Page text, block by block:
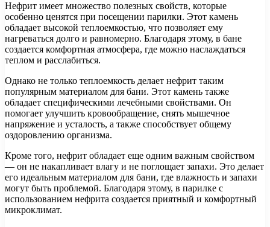
Нефрит имеет множество полезных свойств, которые
особенно ценятся при посещении парилки. Этот камень
обладает высокой теплоемкостью, что позволяет ему
нагреваться долго и равномерно. Благодаря этому, в бане
создается комфортная атмосфера, где можно наслаждаться
теплом и расслабиться.
Однако не только теплоемкость делает нефрит таким
популярным материалом для бани. Этот камень также
обладает специфическими лечебными свойствами. Он
помогает улучшить кровообращение, снять мышечное
напряжение и усталость, а также способствует общему
оздоровлению организма.
Кроме того, нефрит обладает еще одним важным свойством
— он не накапливает влагу и не поглощает запахи. Это делает
его идеальным материалом для бани, где влажность и запахи
могут быть проблемой. Благодаря этому, в парилке с
использованием нефрита создается приятный и комфортный
микроклимат.